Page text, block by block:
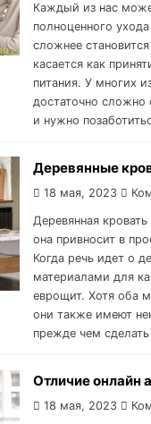
Каждый из нас
полноценного
сложнее
касается как
питания. У многих
достаточно
и нужно
Деревянные
18 мая, 2023
Деревянная
она привносит в
Когда речь идет о
материалами для
еврощит. Хотя оба
они также имеют
прежде чем
Отличие онлайн
18 мая, 2023